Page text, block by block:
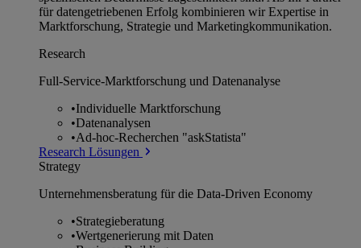
für datengetriebenen Erfolg kombinieren wir Expertise in
Marktforschung, Strategie und Marketingkommunikation.
Research
Full-Service-Marktforschung und Datenanalyse
•Individuelle Marktforschung
•Datenanalysen
•Ad-hoc-Recherchen "askStatista"
Research Lösungen
Strategy
Unternehmens­beratung für die Data-Driven Economy
•Strategieberatung
•Wertgenerierung mit Daten